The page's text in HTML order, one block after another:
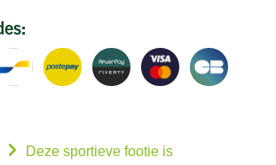
Deze sportieve footie is